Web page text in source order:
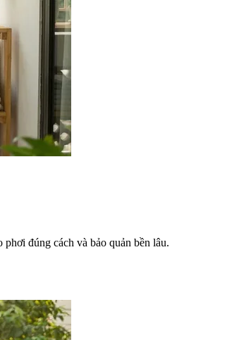
đúng cách và bảo quản bền lâu.